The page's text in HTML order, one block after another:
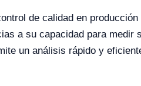
de calidad en
a su capacidad para medir
un análisis rápido y